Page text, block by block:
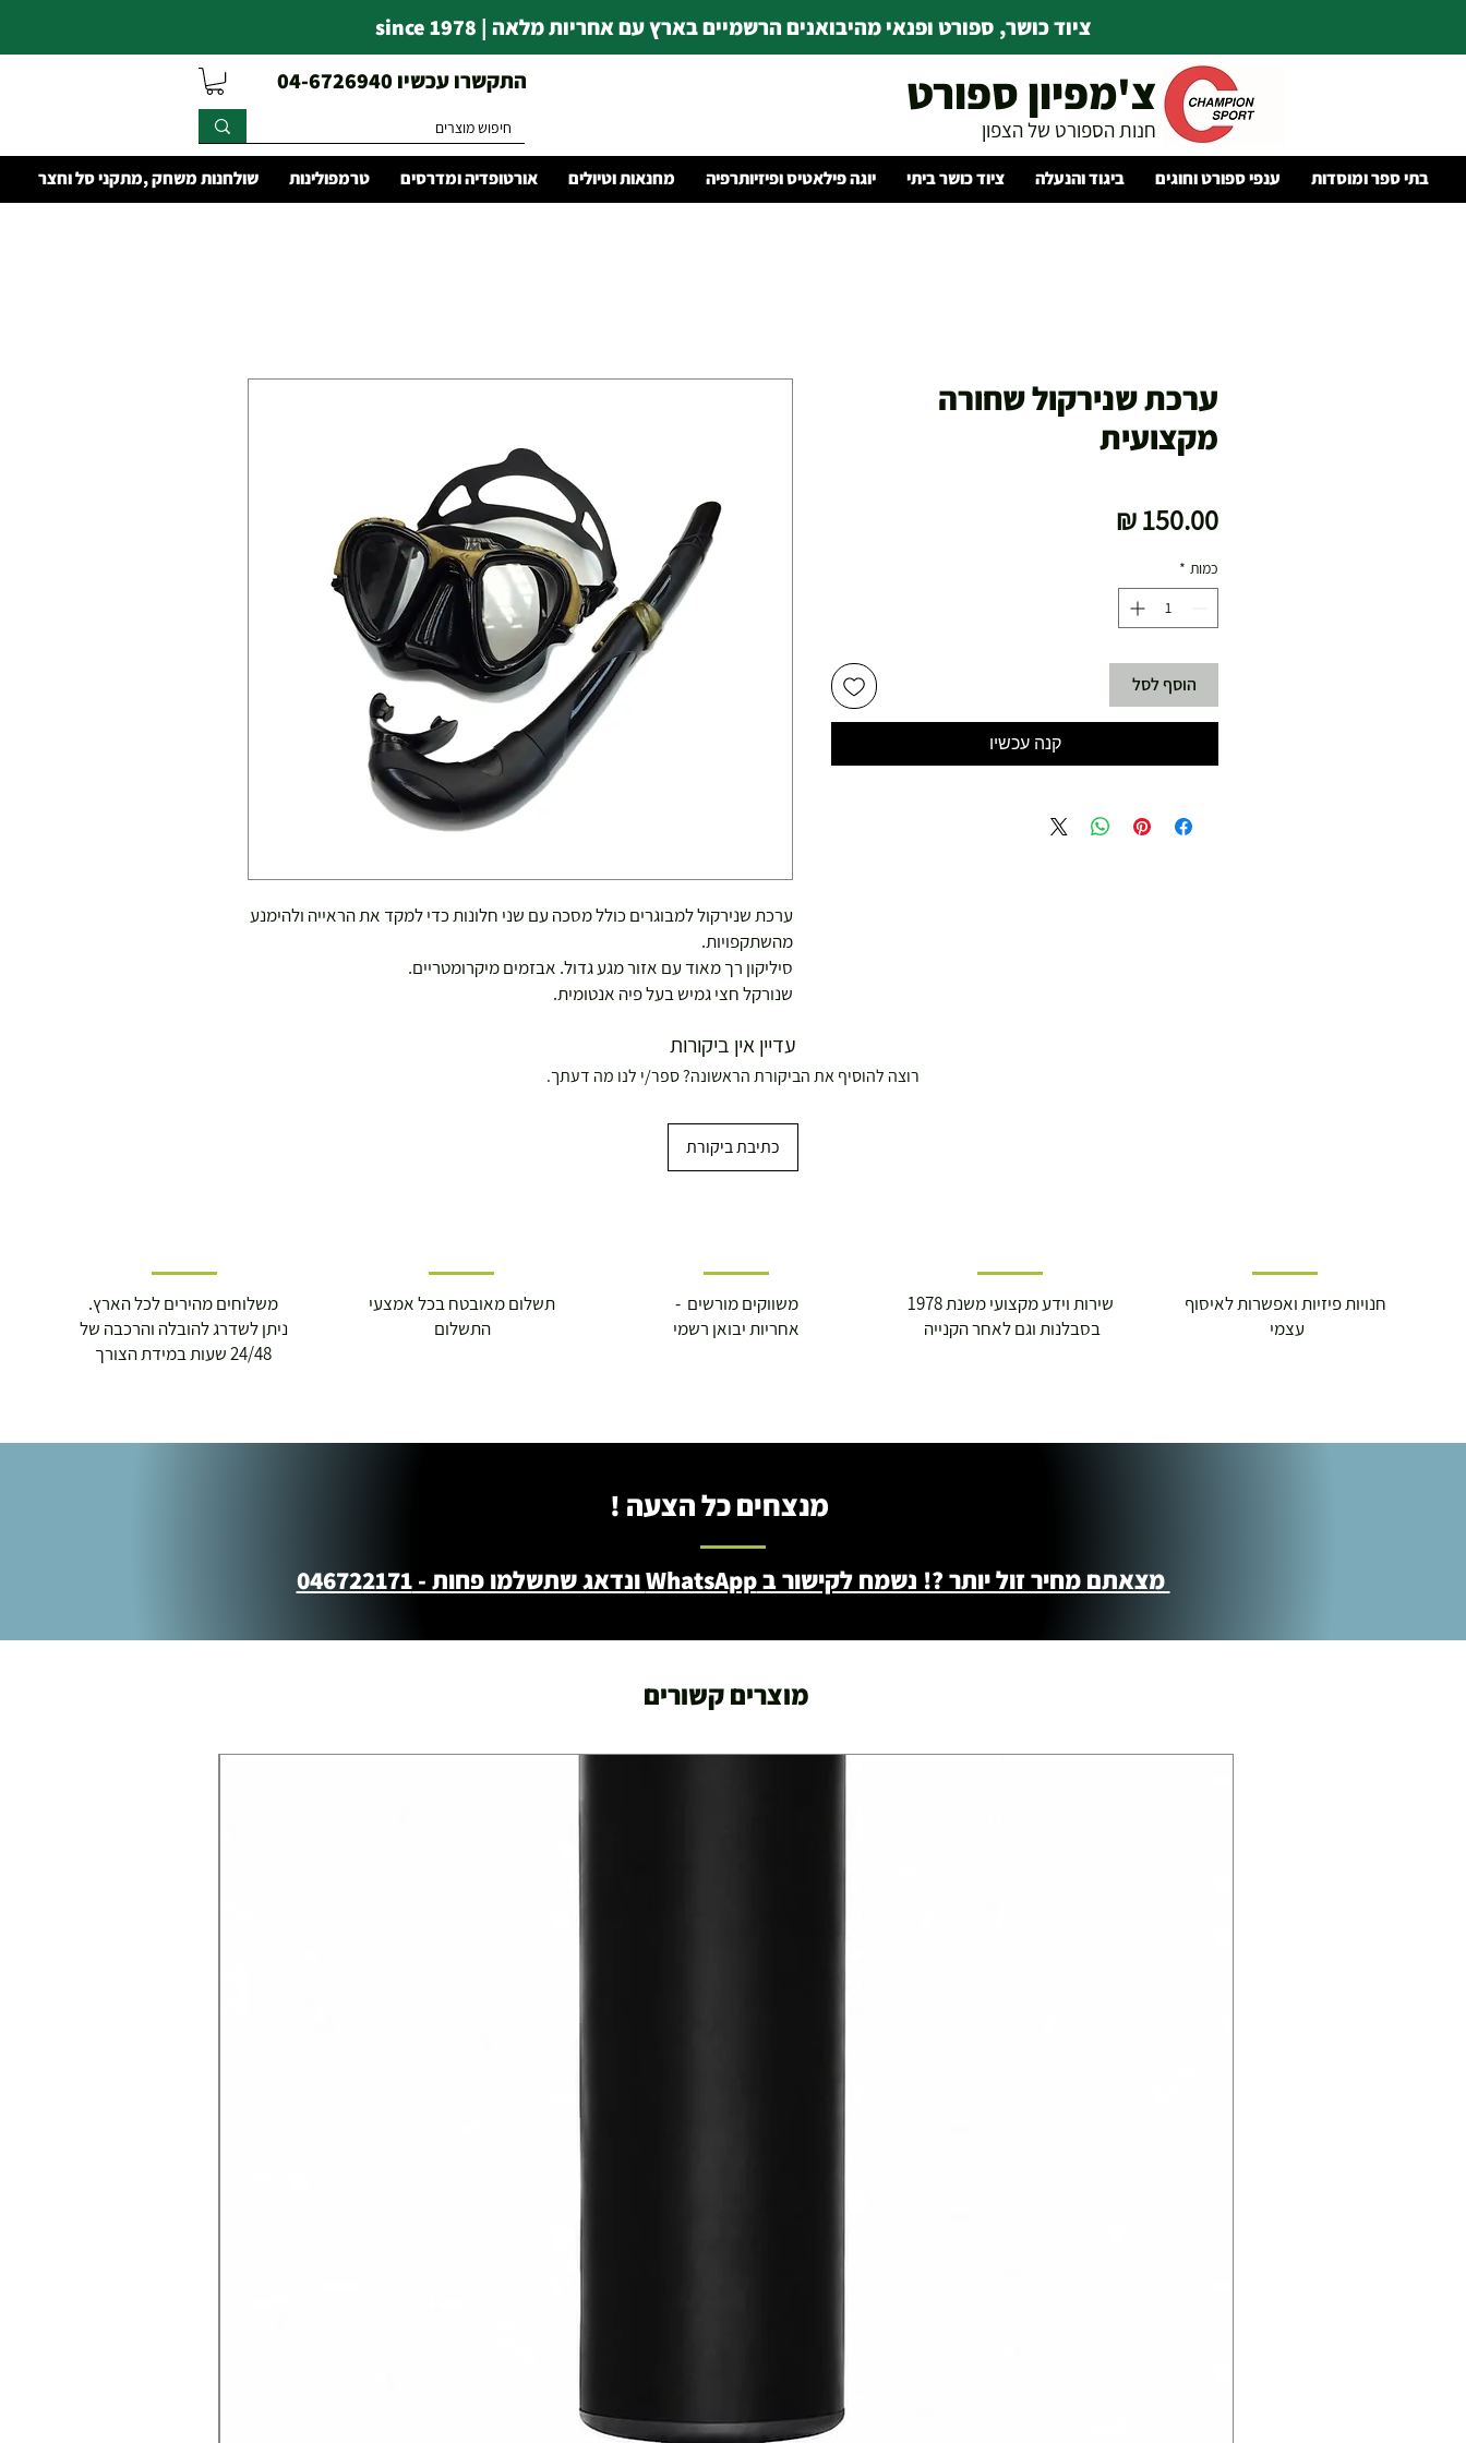
ציוד כושר, ספורט ופנאי מהיבואנים הרשמיים בארץ עם אחריות מלאה | since 1978
התקשרו עכשיו 04-6726940
צ'מפיון ספורט
חנות הספורט של הצפון
בתי ספר ומוסדות ענפי ספורט וחוגים ביגוד והנעלה ציוד כושר ביתי יוגה פילאטיס ופיזיותרפיה מחנאות וטיולים אורטופדיה ומדרסים טרמפולינות שולחנות משחק ,מתקני סל וחצר
ערכת שנירקול למבוגרים כולל מסכה עם שני חלונות כדי למקד את הראייה ולהימנע
מהשתקפויות.
סיליקון רך מאוד עם אזור מגע גדול. אבזמים מיקרומטריים.
שנורקל חצי גמיש בעל פיה אנטומית.
ערכת שנירקול שחורה
מקצועית
כמות *
הוסף לסל
קנה עכשיו
עדיין אין ביקורות
רוצה להוסיף את הביקורת הראשונה? ספר/י לנו מה דעתך.
כתיבת ביקורת
משלוחים מהירים לכל הארץ.
ניתן לשדרג להובלה והרכבה של
24/48 שעות במידת הצורך
תשלום מאובטח בכל אמצעי
התשלום
משווקים מורשים -
אחריות יבואן רשמי
שירות וידע מקצועי משנת 1978
בסבלנות וגם לאחר הקנייה
חנויות פיזיות ואפשרות לאיסוף
עצמי
מנצחים כל הצעה !
מצאתם מחיר זול יותר ?! נשמח לקישור ב WhatsApp ונדאג שתשלמו פחות - 046722171
מוצרים קשורים